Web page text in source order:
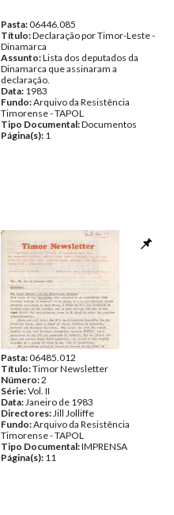
Pasta:06446.085
Título:Declaração por Timor-Leste -
Dinamarca
Assunto:Lista dos deputados da
Dinamarca que assinaram a
declaração.
Data: 1983
Fundo:Arquivo da Resistência
Timorense - TAPOL
Tipo Documental:Documentos
Página(s): 1
Pasta:06485.012
Título:Timor Newsletter
Número:2
Série:Vol. II
Data:Janeiro de 1983
Directores:Jill Jolliffe
Fundo:Arquivo da Resistência
Timorense - TAPOL
Tipo Documental:IMPRENSA
Página(s): 11